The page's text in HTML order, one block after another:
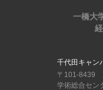
一橋大
千代田キャン
〒101-8439
学術総合セン